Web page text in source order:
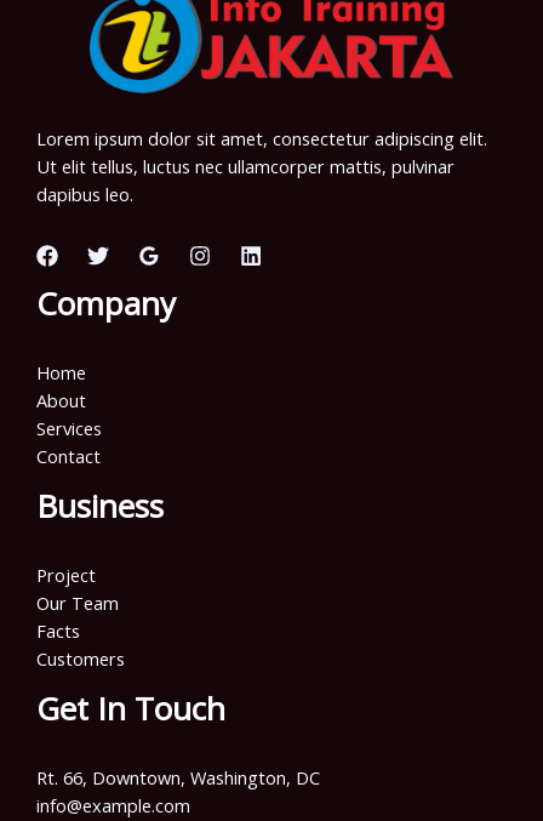
Lorem ipsum dolor sit amet, consectetur adipiscing elit.
Ut elit tellus, luctus nec ullamcorper mattis, pulvinar
dapibus leo.
Company
Home
About
Services
Contact
Business
Project
Our Team
Facts
Customers
Get In Touch
Rt. 66, Downtown, Washington, DC
info@example.com​